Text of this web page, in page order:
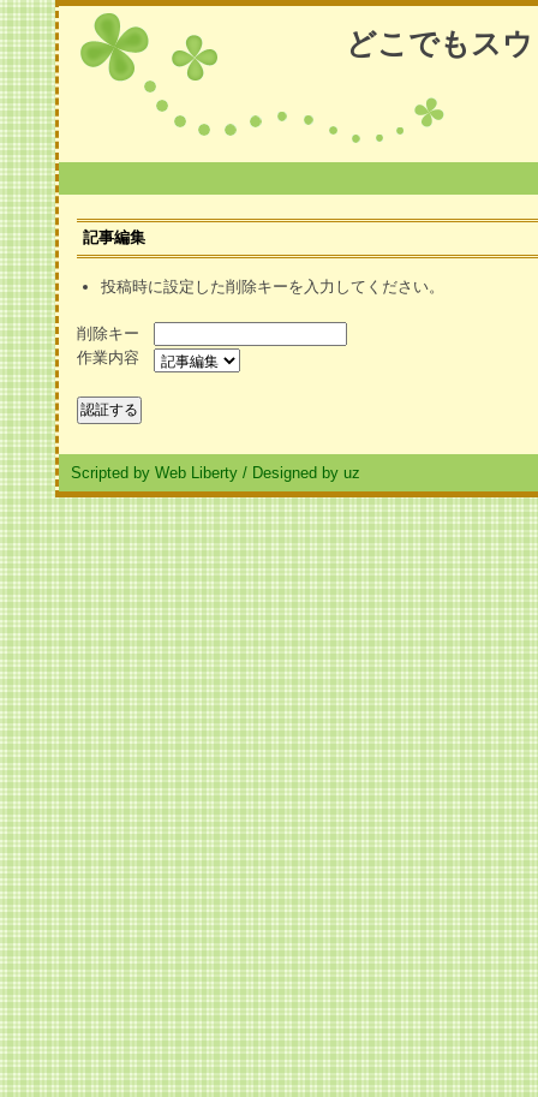
どこでもス
記事編集
投稿時に設定した削除キーを入力してください。
削除キー
作業内容
Scripted by Web Liberty / Designed by uz